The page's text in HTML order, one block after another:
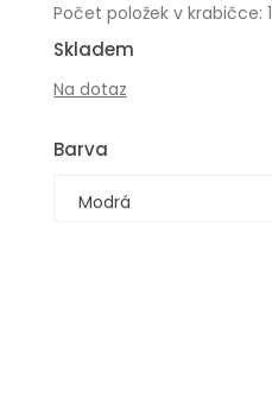
Počet položek v krabičce: 1
Skladem
Na dotaz
Barva
Modrá